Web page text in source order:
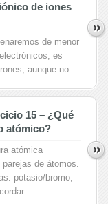
de iones
de menor
es
aunque no...
15 – ¿Qué
atómico?
atómica
de átomos.
potasio/bromo,